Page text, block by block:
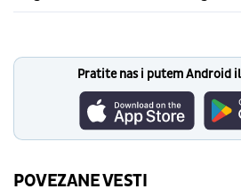
Pratite nas i putem Android
POVEZANE VESTI